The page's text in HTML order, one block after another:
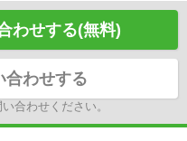
わせする(無料)
合わせする
合わせください。